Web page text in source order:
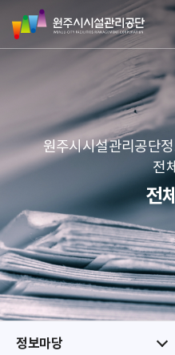
네
본문
메뉴
원
주
시
리
공
단
원주시시설관리공단
전
전
정보마당